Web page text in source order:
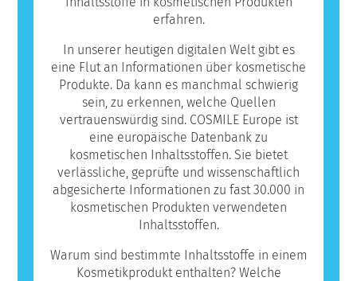
erfahren.
In unserer heutigen digitalen Welt gibt es
eine Flut an Informationen über kosmetische
Produkte. Da kann es manchmal schwierig
sein, zu erkennen, welche Quellen
vertrauenswürdig sind. COSMILE Europe ist
eine europäische Datenbank zu
kosmetischen Inhaltsstoffen. Sie bietet
verlässliche, geprüfte und wissenschaftlich
abgesicherte Informationen zu fast 30.000 in
kosmetischen Produkten verwendeten
Inhaltsstoffen.
Warum sind bestimmte Inhaltsstoffe in einem
Kosmetikprodukt enthalten? Welche